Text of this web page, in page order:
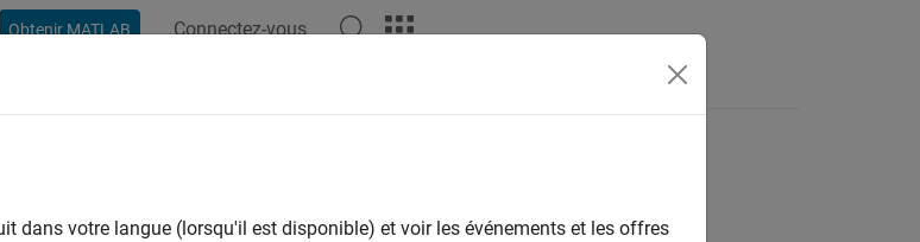
Obtenir MATLAB Connectez-vous
dans votre langue (lorsqu'il est disponible) et voir les événements et les offres